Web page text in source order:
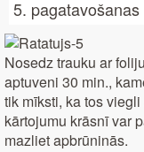
5.
Nosedz trauku ar
aptuveni 30 min.,
tik mīksti, ka tos
kārtojumu krāsnī var
mazliet apbrūninās.